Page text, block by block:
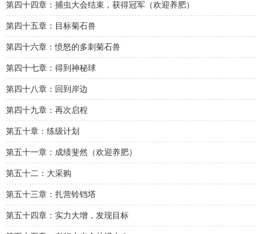
第四十四章：捕虫大会结束，获得冠军（欢迎养肥）
第四十五章：目标菊石兽
第四十六章：愤怒的多刺菊石兽
第四十七章：得到神秘球
第四十八章：回到岸边
第四十九章：再次启程
第五十章：练级计划
第五十一章：成绩斐然（欢迎养肥）
第五十二：大采购
第五十三章：扎营铃铛塔
第五十四章：实力大增，发现目标